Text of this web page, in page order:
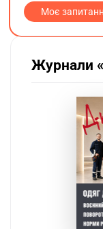
Моє
Журнали